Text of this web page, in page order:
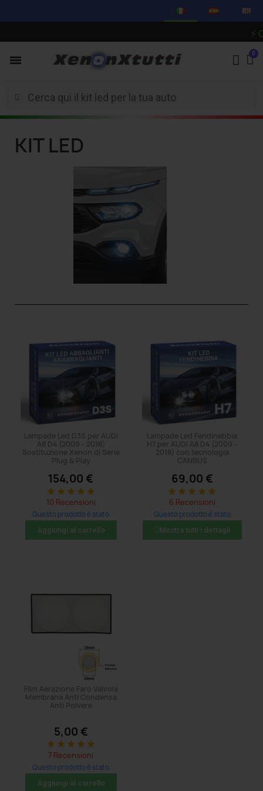
KIT LED
Lampade Led D3S per AUDI
A8 D4 (2009 - 2018)
Sostituzione Xenon di Serie
Plug & Play
154,00 €
star star star star star
10 Recensioni
Questo prodotto è stato
acquistato: 8 volte
Aggiungi al carrello
Lampade Led Fendinebbia
H7 per AUDI A8 D4 (2009 -
2018) con tecnologia
CANBUS
69,00 €
star star star star star
6 Recensioni
Questo prodotto è stato
acquistato: 5 volte
Mostra tutti i dettagli
Film Aerazione Faro Valvola
Membrana Anti Condensa
Anti Polvere
5,00 €
star star star star star
7 Recensioni
Questo prodotto è stato
acquistato: 1859 volte
Aggiungi al carrello